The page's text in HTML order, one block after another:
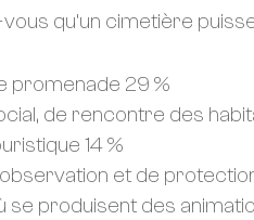
qu’un cimetière
promenade 29 %
de rencontre des
14 %
et de
se produisent des